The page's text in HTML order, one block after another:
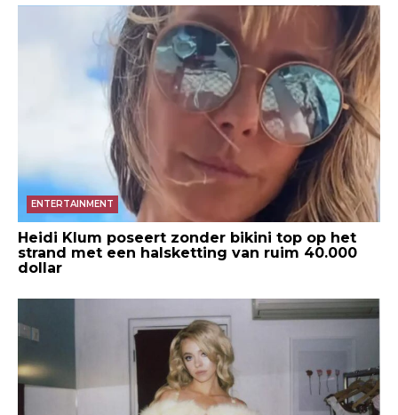
ENTERTAINMENT
Heidi Klum poseert zonder bikini top op het
strand met een halsketting van ruim 40.000
dollar